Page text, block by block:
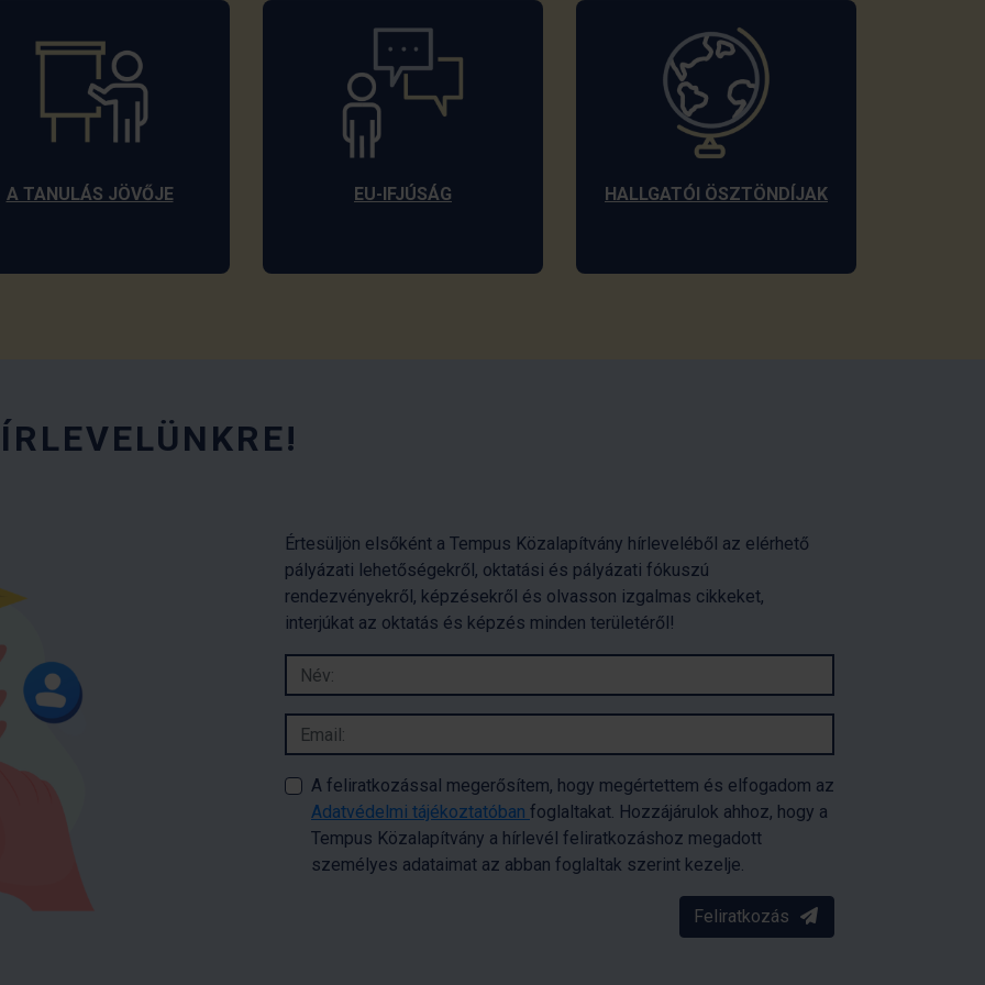
A TANULÁS JÖVŐJE EU-IFJÚSÁG HALLGATÓI ÖSZTÖNDÍJAK
Értesüljön elsőként a Tempus Közalapítvány hírleveléből az elérhető
pályázati lehetőségekről, oktatási és pályázati fókuszú
rendezvényekről, képzésekről és olvasson izgalmas cikkeket,
interjúkat az oktatás és képzés minden területéről!
A feliratkozással megerősítem, hogy megértettem és elfogadom az
Adatvédelmi tájékoztatóban foglaltakat. Hozzájárulok ahhoz, hogy a
Tempus Közalapítvány a hírlevél feliratkozáshoz megadott
személyes adataimat az abban foglaltak szerint kezelje.
Feliratkozás